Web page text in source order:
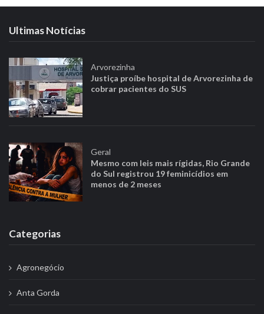
Ultimas Notícias
Arvorezinha
Justiça proíbe hospital de Arvorezinha de
cobrar pacientes do SUS
Geral
Mesmo com leis mais rígidas, Rio Grande
do Sul registrou 19 feminicídios em
menos de 2 meses
Categorias
Agronegócio
Anta Gorda